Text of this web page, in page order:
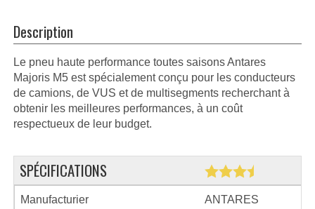
Description
Le pneu haute performance toutes saisons Antares
Majoris M5 est spécialement conçu pour les conducteurs
de camions, de VUS et de multisegments recherchant à
obtenir les meilleures performances, à un coût
respectueux de leur budget.
SPÉCIFICATIONS
Manufacturier ANTARES